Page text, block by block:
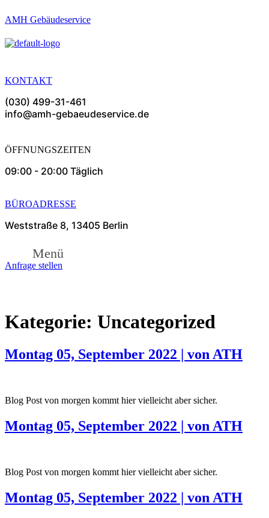
AMH Gebäudeservice
KONTAKT
(030) 499-31-461
info@amh-gebaeudeservice.de
ÖFFNUNGSZEITEN
09:00 - 20:00 Täglich
BÜROADRESSE
Weststraße 8, 13405 Berlin
Menü
Anfrage stellen
Kategorie: Uncategorized
Montag 05, September 2022 | von ATH
Blog Post von morgen kommt hier vielleicht aber sicher.
Montag 05, September 2022 | von ATH
Blog Post von morgen kommt hier vielleicht aber sicher.
Montag 05, September 2022 | von ATH